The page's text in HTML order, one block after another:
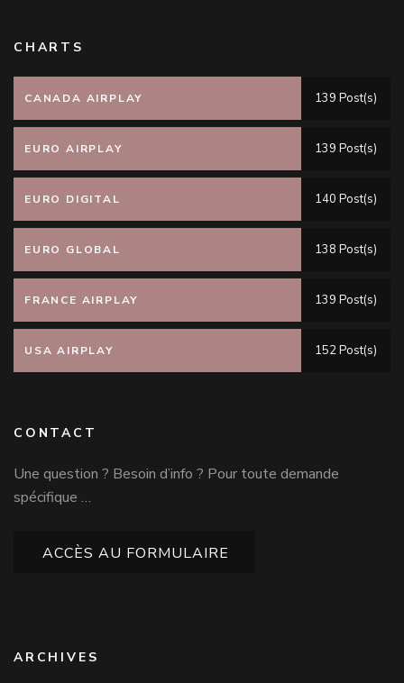
CHARTS
CANADA AIRPLAY 139 Post(s)
EURO AIRPLAY 139 Post(s)
EURO DIGITAL 140 Post(s)
EURO GLOBAL 138 Post(s)
FRANCE AIRPLAY 139 Post(s)
USA AIRPLAY 152 Post(s)
CONTACT
Une question ? Besoin d’info ? Pour toute demande
spécifique …
ACCÈS AU FORMULAIRE
ARCHIVES